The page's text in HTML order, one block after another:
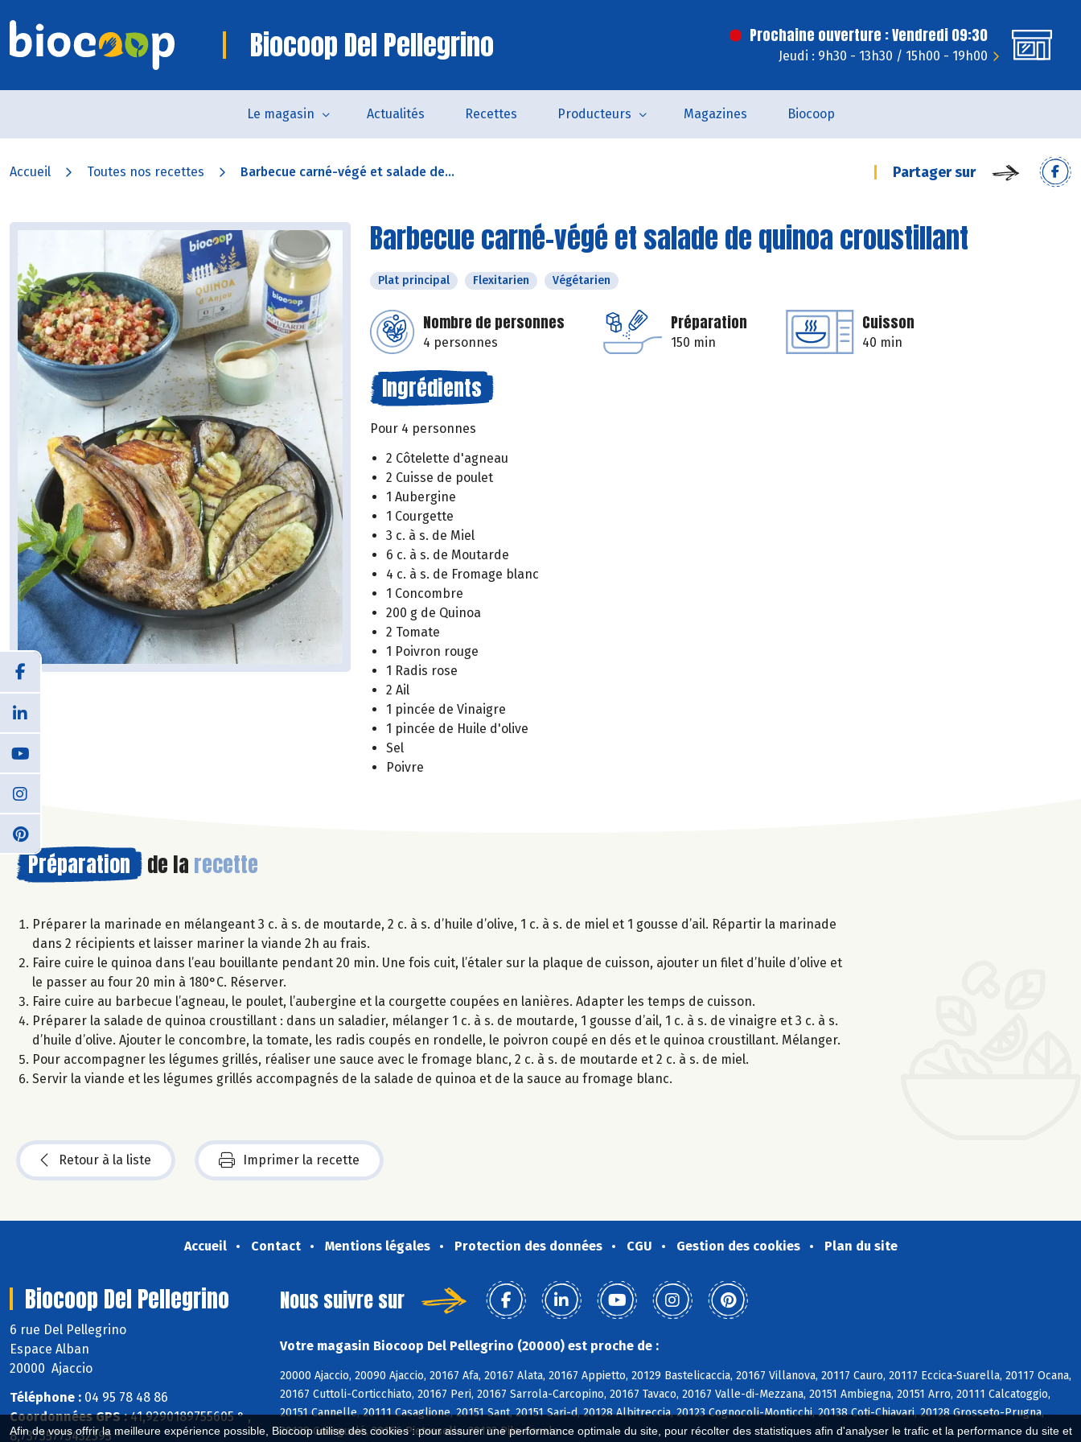
Afin de vous offrir la meilleure expérience possible, Biocoop utilise des cookies : pour assurer une performance optimale du site, pour récolter des statistiques afin d'analyser le trafic et la performance du site et
Biocoop Del Pellegrino Prochaine ouverture : Vendredi 09:30
Jeudi : 9h30 - 13h30 / 15h00 - 19h00
Le magasin Actualités Recettes Producteurs Magazines Biocoop
Accueil Toutes nos recettes Barbecue carné-végé et salade de... Partager sur
Barbecue carné-végé et salade de quinoa croustillant
Plat principal Flexitarien Végétarien
Nombre de personnes
4 personnes
Préparation
150 min
Cuisson
40 min
Ingrédients
Pour 4 personnes
2 Côtelette d'agneau
2 Cuisse de poulet
1 Aubergine
1 Courgette
3 c. à s. de Miel
6 c. à s. de Moutarde
4 c. à s. de Fromage blanc
1 Concombre
200 g de Quinoa
2 Tomate
1 Poivron rouge
1 Radis rose
2 Ail
1 pincée de Vinaigre
1 pincée de Huile d'olive
Sel
Poivre
Préparation de la recette
Préparer la marinade en mélangeant 3 c. à s. de moutarde, 2 c. à s. d’huile d’olive, 1 c. à s. de miel et 1 gousse d’ail. Répartir la marinade
dans 2 récipients et laisser mariner la viande 2h au frais.
Faire cuire le quinoa dans l’eau bouillante pendant 20 min. Une fois cuit, l’étaler sur la plaque de cuisson, ajouter un filet d’huile d’olive et
le passer au four 20 min à 180°C. Réserver.
Faire cuire au barbecue l’agneau, le poulet, l’aubergine et la courgette coupées en lanières. Adapter les temps de cuisson.
Préparer la salade de quinoa croustillant : dans un saladier, mélanger 1 c. à s. de moutarde, 1 gousse d’ail, 1 c. à s. de vinaigre et 3 c. à s.
d’huile d’olive. Ajouter le concombre, la tomate, les radis coupés en rondelle, le poivron coupé en dés et le quinoa croustillant. Mélanger.
Pour accompagner les légumes grillés, réaliser une sauce avec le fromage blanc, 2 c. à s. de moutarde et 2 c. à s. de miel.
Servir la viande et les légumes grillés accompagnés de la salade de quinoa et de la sauce au fromage blanc.
Retour à la liste Imprimer la recette
Accueil Contact Mentions légales Protection des données CGU Gestion des cookies Plan du site
Biocoop Del Pellegrino
6 rue Del Pellegrino
Espace Alban
20000 Ajaccio
Téléphone : 04 95 78 48 86
Coordonnées GPS :41,9290189755605 ° ,
8,73735773432395 °
Nous suivre sur
Votre magasin Biocoop Del Pellegrino (20000) est proche de :
20000 Ajaccio, 20090 Ajaccio, 20167 Afa, 20167 Alata, 20167 Appietto, 20129 Bastelicaccia, 20167 Villanova, 20117 Cauro, 20117 Eccica-Suarella, 20117 Ocana,
20167 Cuttoli-Corticchiato, 20167 Peri, 20167 Sarrola-Carcopino, 20167 Tavaco, 20167 Valle-di-Mezzana, 20151 Ambiegna, 20151 Arro, 20111 Calcatoggio,
20151 Cannelle, 20111 Casaglione, 20151 Sant, 20151 Sari-d, 20128 Albitreccia, 20123 Cognocoli-Monticchi, 20138 Coti-Chiavari, 20128 Grosseto-Prugna,
20128 Guargualé, 20166 Pietrosella, 20123 Pila-Canale